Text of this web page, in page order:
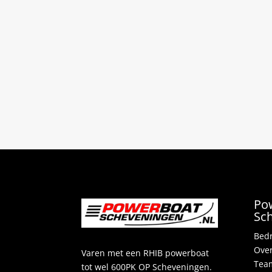
Varen met een RHIB powerboat
tot wel 600PK OP Scheveningen.